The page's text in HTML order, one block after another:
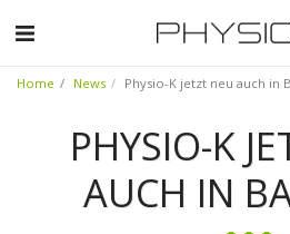
Home News Physio-K jetzt neu auch in
PHYSIO-K
AUCH IN